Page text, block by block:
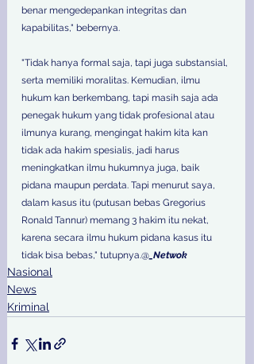
benar mengedepankan integritas dan
kapabilitas," bebernya.
"Tidak hanya formal saja, tapi juga substansial,
serta memiliki moralitas. Kemudian, ilmu
hukum kan berkembang, tapi masih saja ada
penegak hukum yang tidak profesional atau
ilmunya kurang, mengingat hakim kita kan
tidak ada hakim spesialis, jadi harus
meningkatkan ilmu hukumnya juga, baik
pidana maupun perdata. Tapi menurut saya,
dalam kasus itu (putusan bebas Gregorius
Ronald Tannur) memang 3 hakim itu nekat,
karena secara ilmu hukum pidana kasus itu
tidak bisa bebas," tutupnya.@ _Netwok
Nasional
News
Kriminal